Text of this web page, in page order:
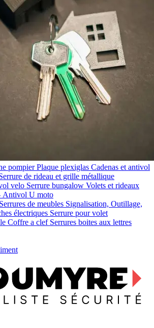
pompierPlaque plexiglas Cadenas et antivol
de rideau et grille métallique
velo Serrure bungalow Volets et rideaux
Antivol U moto
de meubles Signalisation, Outillage,
électriques Serrure pour volet
Coffre a clef Serrures boites aux lettres